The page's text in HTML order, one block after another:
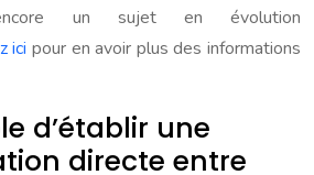
un sujet en évolution
ici pour en avoir plus des informations
d’établir une
directe entre